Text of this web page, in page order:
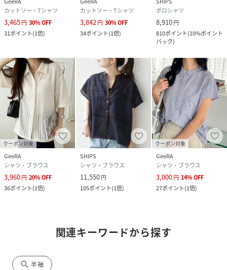
カットソー・Tシャツ
3,465円 30%OFF
31ポイント(1倍)
カットソー・Tシャツ
3,842円 30%OFF
34ポイント(1倍)
ポロシャツ
8,910円
810ポイント(10%ポイント
バック)
クーポン対象
GeeRA
シャツ・ブラウス
3,960円 20%OFF
36ポイント(1倍)
SHIPS
シャツ・ブラウス
11,550円
105ポイント(1倍)
クーポン対象
GeeRA
シャツ・ブラウス
3,000円 14%OFF
27ポイント(1倍)
関連キーワードから探す
search 半袖